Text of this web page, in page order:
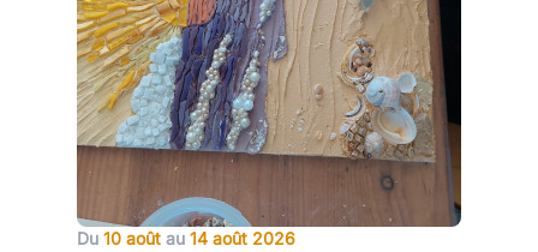
Du 10 août au 14 août 2026